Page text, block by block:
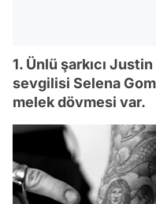
1. Ünlü şarkıcı
sevgilisi Selena
melek dövmesi var.